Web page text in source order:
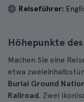
Reiseführer:
Höhepunkte
Machen Sie eine
etwa
Burial Ground
Railroad. Zwei